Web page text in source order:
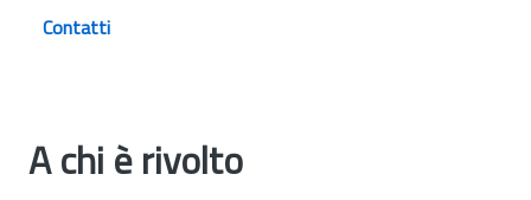
Contatti
A chi è rivolto